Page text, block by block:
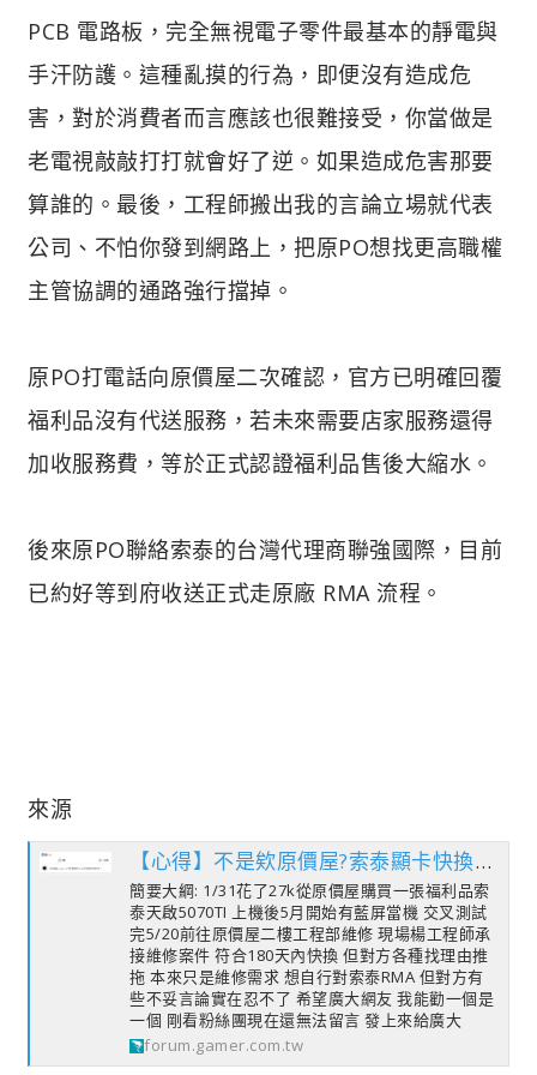
PCB 電路板，完全無視電子零件最基本的靜電與
手汗防護。這種亂摸的行為，即便沒有造成危
害，對於消費者而言應該也很難接受，你當做是
老電視敲敲打打就會好了逆。如果造成危害那要
算誰的。最後，工程師搬出我的言論立場就代表
公司、不怕你發到網路上，把原PO想找更高職權
主管協調的通路強行擋掉。
原PO打電話向原價屋二次確認，官方已明確回覆
福利品沒有代送服務，若未來需要店家服務還得
加收服務費，等於正式認證福利品售後大縮水。
後來原PO聯絡索泰的台灣代理商聯強國際，目前
已約好等到府收送正式走原廠 RMA 流程。
來源
【心得】不是欸原價屋?索泰顯卡快換的窗口這樣搞誰以後敢買? @電腦應用綜合討論 哈啦板 – 巴哈姆特
簡要大綱: 1/31花了27k從原價屋購買一張福利品索
泰天啟5070TI 上機後5月開始有藍屏當機 交叉測試
完5/20前往原價屋二樓工程部維修 現場楊工程師承
接維修案件 符合180天內快換 但對方各種找理由推
拖 本來只是維修需求 想自行對索泰RMA 但對方有
些不妥言論實在忍不了 希望廣大網友 我能勸一個是
一個 剛看粉絲團現在還無法留言 發上來給廣大
forum.gamer.com.tw